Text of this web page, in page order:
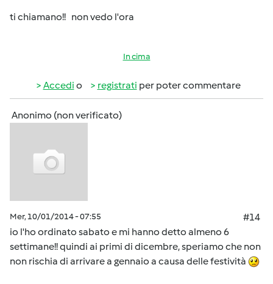
ti chiamano!! non vedo l'ora
In cima
Accedi o registrati per poter commentare
Anonimo (non verificato)
Mer, 10/01/2014 - 07:55
#14
io l'ho ordinato sabato e mi hanno detto almeno 6
settimane!! quindi ai primi di dicembre, speriamo che non
non rischia di arrivare a gennaio a causa delle festività